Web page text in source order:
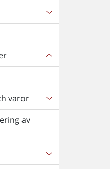
varor
av